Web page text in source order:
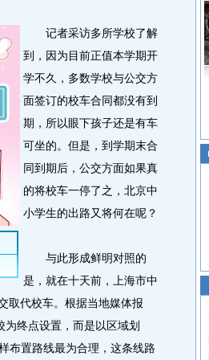
记者采访多所学校了解
到，因为目前正值本学期开
学不久，多数学校与公交方
面签订的校车合同都没有到
期，所以眼下孩子还是有车
可坐的。但是，到学期末合
同到期后，公交方面如果真
的将校车一停了之，北京中
小学生的出路又将何在呢？
与此形成鲜明对照的
是，就在十天前，上海市中
取代校车。根据当地媒体报
终点设置，而是以区域划
布置路线最为合理，这条线路